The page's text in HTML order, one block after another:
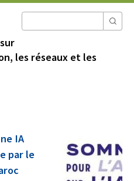
les réseaux et les
IA
par le